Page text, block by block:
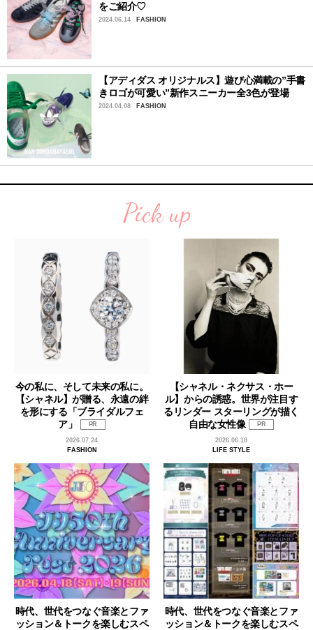
をご紹介♡
2024.06.14 FASHION
【アディダス オリジナルス】遊び心満載の”手書
きロゴが可愛い”新作スニーカー全3色が登場
2024.04.08 FASHION
Pick up
今の私に、そして未来の私に。
【シャネル】が贈る、永遠の絆
を形にする「ブライダルフェ
ア」
PR
2026.07.24
FASHION
【シャネル・ネクサス・ホー
ル】からの誘惑。世界が注目す
るリンダー スターリングが描く
自由な女性像
PR
2026.06.18
LIFE STYLE
時代、世代をつなぐ音楽とファ
ッション＆トークを楽しむスペ
時代、世代をつなぐ音楽とファ
ッション＆トークを楽しむスペ